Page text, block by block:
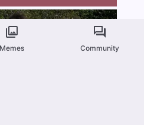
Memes Community